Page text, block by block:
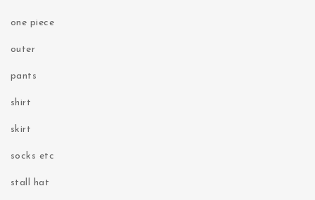
one piece
outer
pants
shirt
skirt
socks etc
stall hat